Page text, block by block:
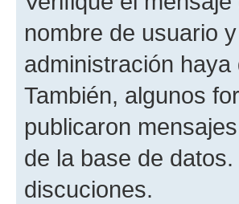
nombre de usuario
administración
También, algunos
publicaron
de la base de
discuciones.